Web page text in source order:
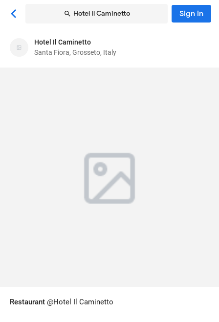
Hotel Il Caminetto Sign in
Hotel Il Caminetto
Hotel
Hotel Il Caminetto
Santa Fiora, Grosseto, Italy
Restaurant @Hotel Il Caminetto